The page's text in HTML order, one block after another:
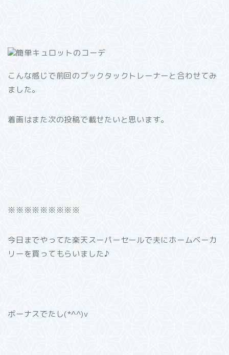
こんな感じで前回のプックタックトレーナーと合わせてみ
ました。
着画はまた次の投稿で載せたいと思います。
※※※※※※※※※
今日までやってた楽天スーパーセールで夫にホームベーカ
リーを買ってもらいました♪
ボーナスでたし(*^^)v